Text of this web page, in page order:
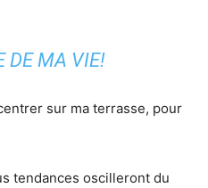
DE MA VIE!
sur ma terrasse, pour
tendances oscilleront du